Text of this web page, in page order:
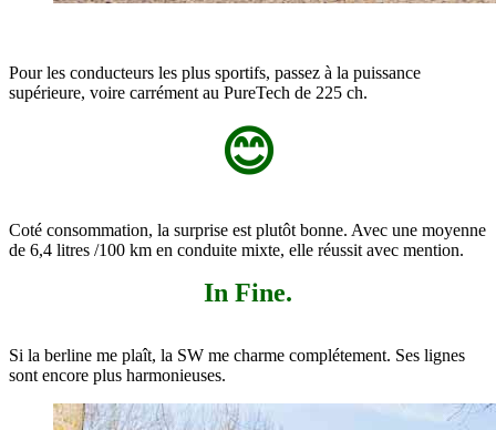
Pour les conducteurs les plus sportifs, passez à la puissance
supérieure, voire carrément au PureTech de 225 ch.
😊
Coté consommation, la surprise est plutôt bonne. Avec une moyenne
de 6,4 litres /100 km en conduite mixte, elle réussit avec mention.
In Fine.
Si la berline me plaît, la SW me charme complétement. Ses lignes
sont encore plus harmonieuses.